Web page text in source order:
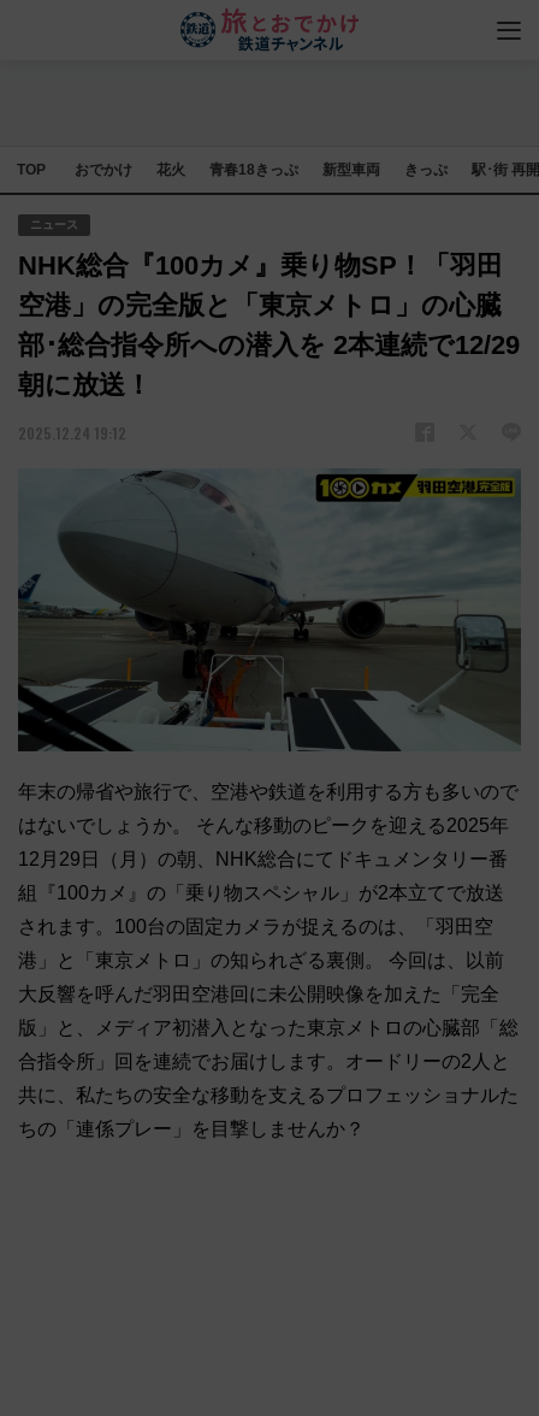
TOP おでかけ 花火 青春18きっぷ 新型車両 きっぷ 駅･街 再
ニュース
NHK総合『100カメ』乗り物SP！「羽田
空港」の完全版と「東京メトロ」の心臓
部･総合指令所への潜入を 2本連続で12/29
朝に放送！
2025.12.24 19:12
年末の帰省や旅行で、空港や鉄道を利用する方も多いので
はないでしょうか。 そんな移動のピークを迎える2025年
12月29日（月）の朝、NHK総合にてドキュメンタリー番
組『100カメ』の「乗り物スペシャル」が2本立てで放送
されます。100台の固定カメラが捉えるのは、「羽田空
港」と「東京メトロ」の知られざる裏側。 今回は、以前
大反響を呼んだ羽田空港回に未公開映像を加えた「完全
版」と、メディア初潜入となった東京メトロの心臓部「総
合指令所」回を連続でお届けします。オードリーの2人と
共に、私たちの安全な移動を支えるプロフェッショナルた
ちの「連係プレー」を目撃しませんか？